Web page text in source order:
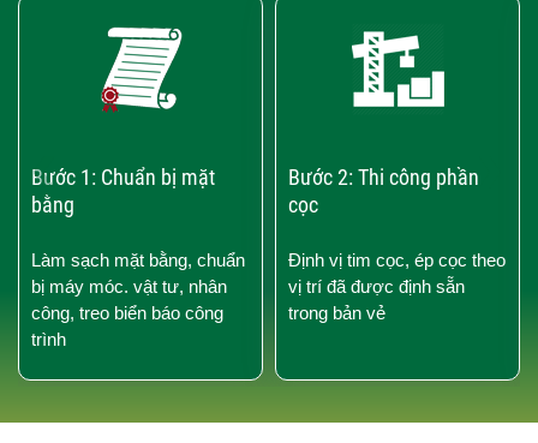
Bước 1: Chuẩn bị mặt
bằng
Làm sạch mặt bằng, chuẩn
bị máy móc. vật tư, nhân
công, treo biển báo công
trình
Bước 2: Thi công phần
cọc
Định vị tim cọc, ép cọc theo
vị trí đã được định sẵn
trong bản vẻ
›
‹